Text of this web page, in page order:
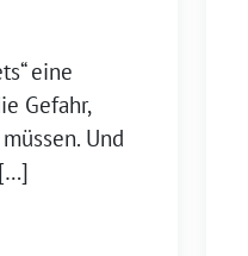
eine
Gefahr,
Und